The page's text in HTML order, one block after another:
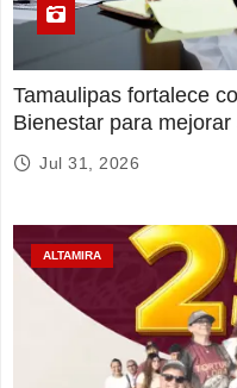
Tamaulipas fortalece
Bienestar para
Jul 31, 2026
ALTAMIRA